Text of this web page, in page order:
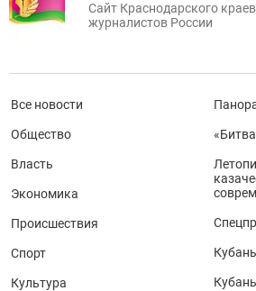
Сайт Краснодарского
журналистов России
Все новости
Общество
Власть
Экономика
Происшествия
Спорт
Культура